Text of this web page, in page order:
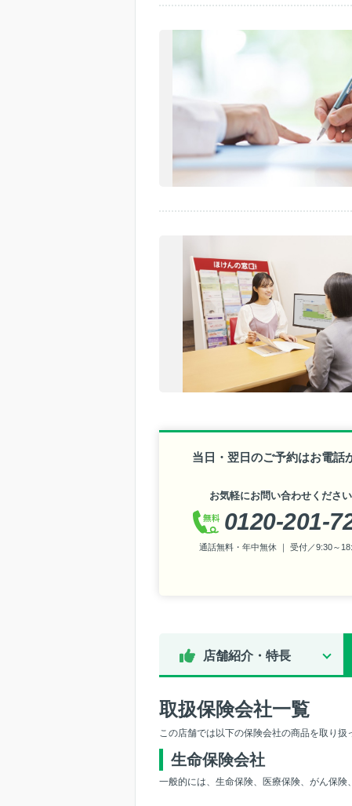
当日・翌日のご予約はお電話
お気軽にお問い合わせください
0120-201-
通話無料・年中無休 ｜ 受付／9:30～
店舗紹介・特長
取扱保険会社一覧
この店舗では以下の保険会社の商品を取り扱
生命保険会社
一般的には、生命保険、医療保険、がん保険